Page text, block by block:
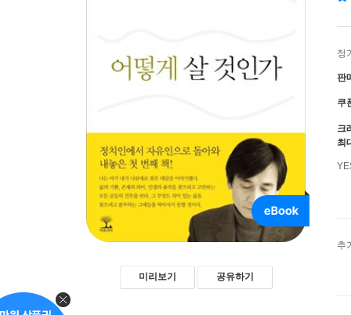
미리보기 공유하기
정
판
쿠
크
최
추